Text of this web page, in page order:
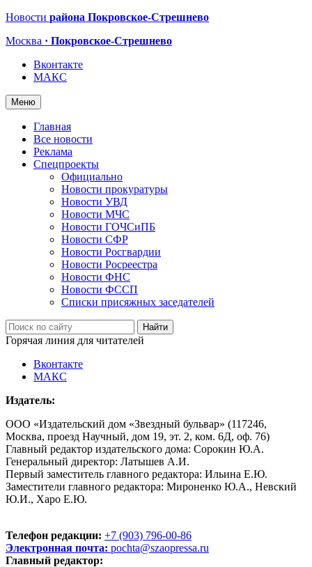
Новости района Покровское-Стрешнево
Москва · Покровское-Стрешнево
Вконтакте
МАКС
Меню
Главная
Все новости
Реклама
Спецпроекты
Официально
Новости прокуратуры
Новости УВД
Новости МЧС
Новости ГОЧСиПБ
Новости СФР
Новости Росгвардии
Новости Росреестра
Новости ФНС
Новости ФССП
Списки присяжных заседателей
Горячая линия для читателей
Вконтакте
МАКС
Издатель:
ООО «Издательский дом «Звездный бульвар» (117246,
Москва, проезд Научный, дом 19, эт. 2, ком. 6Д, оф. 76)
Главный редактор издательского дома: Сорокин Ю.А.
Генеральный директор: Латышев А.И.
Первый заместитель главного редактора: Ильина Е.Ю.
Заместители главного редактора: Мироненко Ю.А., Невский
Ю.И., Харо Е.Ю.
Телефон редакции: +7 (903) 796-00-86
Электронная почта: pochta@szaopressa.ru
Главный редактор: